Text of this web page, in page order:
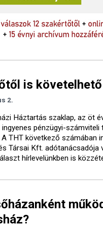
is
2.
Háztartás szaklap, az öt
ingyenes pénzügyi-
THT következő számában
Társai Kft.
hírlevelünkben is